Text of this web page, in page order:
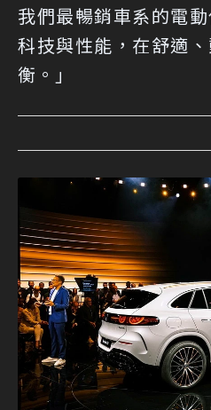
我們最暢銷車系的電
科技與性能，在舒適
衡。」